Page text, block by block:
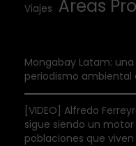
Viajes Áreas
Mongabay Latam:
periodismo ambiental
[VIDEO] Alfredo
sigue siendo un
poblaciones que